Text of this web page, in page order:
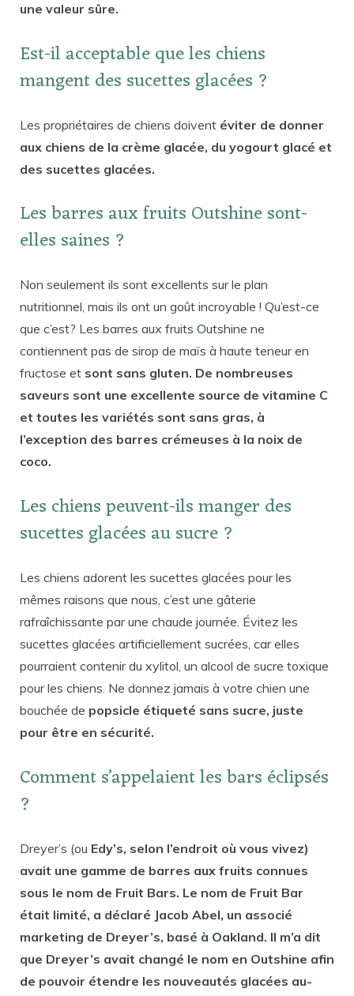
une valeur sûre.
Est-il acceptable que les chiens
mangent des sucettes glacées ?
Les propriétaires de chiens doivent éviter de donner
aux chiens de la crème glacée, du yogourt glacé et
des sucettes glacées.
Les barres aux fruits Outshine sont-
elles saines ?
Non seulement ils sont excellents sur le plan
nutritionnel, mais ils ont un goût incroyable ! Qu’est-ce
que c’est? Les barres aux fruits Outshine ne
contiennent pas de sirop de maïs à haute teneur en
fructose et sont sans gluten. De nombreuses
saveurs sont une excellente source de vitamine C
et toutes les variétés sont sans gras, à
l’exception des barres crémeuses à la noix de
coco.
Les chiens peuvent-ils manger des
sucettes glacées au sucre ?
Les chiens adorent les sucettes glacées pour les
mêmes raisons que nous, c’est une gâterie
rafraîchissante par une chaude journée. Évitez les
sucettes glacées artificiellement sucrées, car elles
pourraient contenir du xylitol, un alcool de sucre toxique
pour les chiens. Ne donnez jamais à votre chien une
bouchée de popsicle étiqueté sans sucre, juste
pour être en sécurité.
Comment s’appelaient les bars éclipsés
?
Dreyer’s (ou Edy’s, selon l’endroit où vous vivez)
avait une gamme de barres aux fruits connues
sous le nom de Fruit Bars. Le nom de Fruit Bar
était limité, a déclaré Jacob Abel, un associé
marketing de Dreyer’s, basé à Oakland. Il m’a dit
que Dreyer’s avait changé le nom en Outshine afin
de pouvoir étendre les nouveautés glacées au-